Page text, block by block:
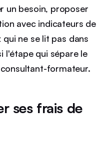
un besoin, proposer
avec indicateurs de
ne se lit pas dans
l'étape qui sépare le
formateur.
ses frais de